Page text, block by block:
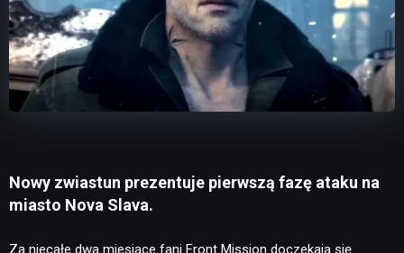
Nowy zwiastun prezentuje pierwszą fazę ataku na
miasto Nova Slava.
Za niecałe dwa miesiące fani Front Mission doczekają się